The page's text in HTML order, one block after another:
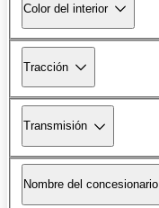
Color del interior
Tracción
Transmisión
Nombre del concesionario